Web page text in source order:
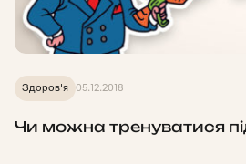
Здоров'я 05.12.2018
Чи можна тренуватися